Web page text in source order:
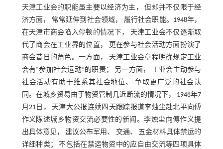
天津工业会的职能虽主要以经济为主， 但却并不仅限于经
济方面， 常常延伸到社会领域， 履行社会职能。1948年，
在天津市商会陷入停顿的情况下， 天津工业会不仅逐渐取
代了商会在工业界的位置， 更在参与社会活动方面扮演了
商会昔日的角色。一方面， 天津工业会章程明确规定工业
会有“参加社会运动”的职责； 另一方面， 工业会主动参与
社会活动有助于维系其社会地位、 争取更广泛的社会认
同。在城乡贸易由于物资管制几近断流的情况下， 1948年7
月21日， 天津大公报连续四天跟踪报道李烛尘赴北平向傅
作义陈述城乡物资交流必要性的新闻。李烛尘向傅作义提
出具体意见， 建议公布军用、 交通、 五金材料具体禁运的
详细种类； 不包括在禁运物资中的应自由交流等四项具体